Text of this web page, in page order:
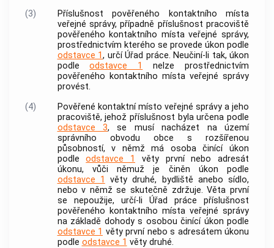
(3)
Příslušnost pověřeného kontaktního místa
veřejné správy, případně příslušnost pracoviště
pověřeného kontaktního místa veřejné správy,
prostřednictvím kterého se provede úkon podle
odstavce 1, určí Úřad práce. Neučiní-li tak, úkon
podleodstavce 1
nelze prostřednictvím
pověřeného kontaktního místa veřejné správy
provést.
(4)
Pověřené kontaktní místo veřejné správya jeho
pracoviště, jehož příslušnost byla určena podle
odstavce 3, se musí nacházet na území
správního obvodu obce s rozšířenou
působností, v němž má osoba činící úkon
podleodstavce 1
věty první nebo adresát
úkonu, vůči němuž je činěn úkon podle
odstavce 1
věty druhé, bydliště anebo sídlo,
nebo v němž se skutečně zdržuje. Věta první
se nepoužije, určí-li Úřad práce příslušnost
pověřeného kontaktního místa veřejné správy
na základě dohody s osobou činící úkon podle
odstavce 1 věty první nebo s adresátem úkonu
podle odstavce 1 věty druhé.